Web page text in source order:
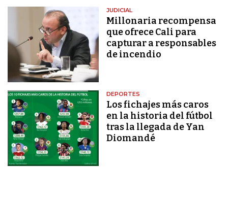
JUDICIAL
Millonaria recompensa
que ofrece Cali para
capturar a responsables
de incendio
DEPORTES
Los fichajes más caros
en la historia del fútbol
tras la llegada de Yan
Diomandé